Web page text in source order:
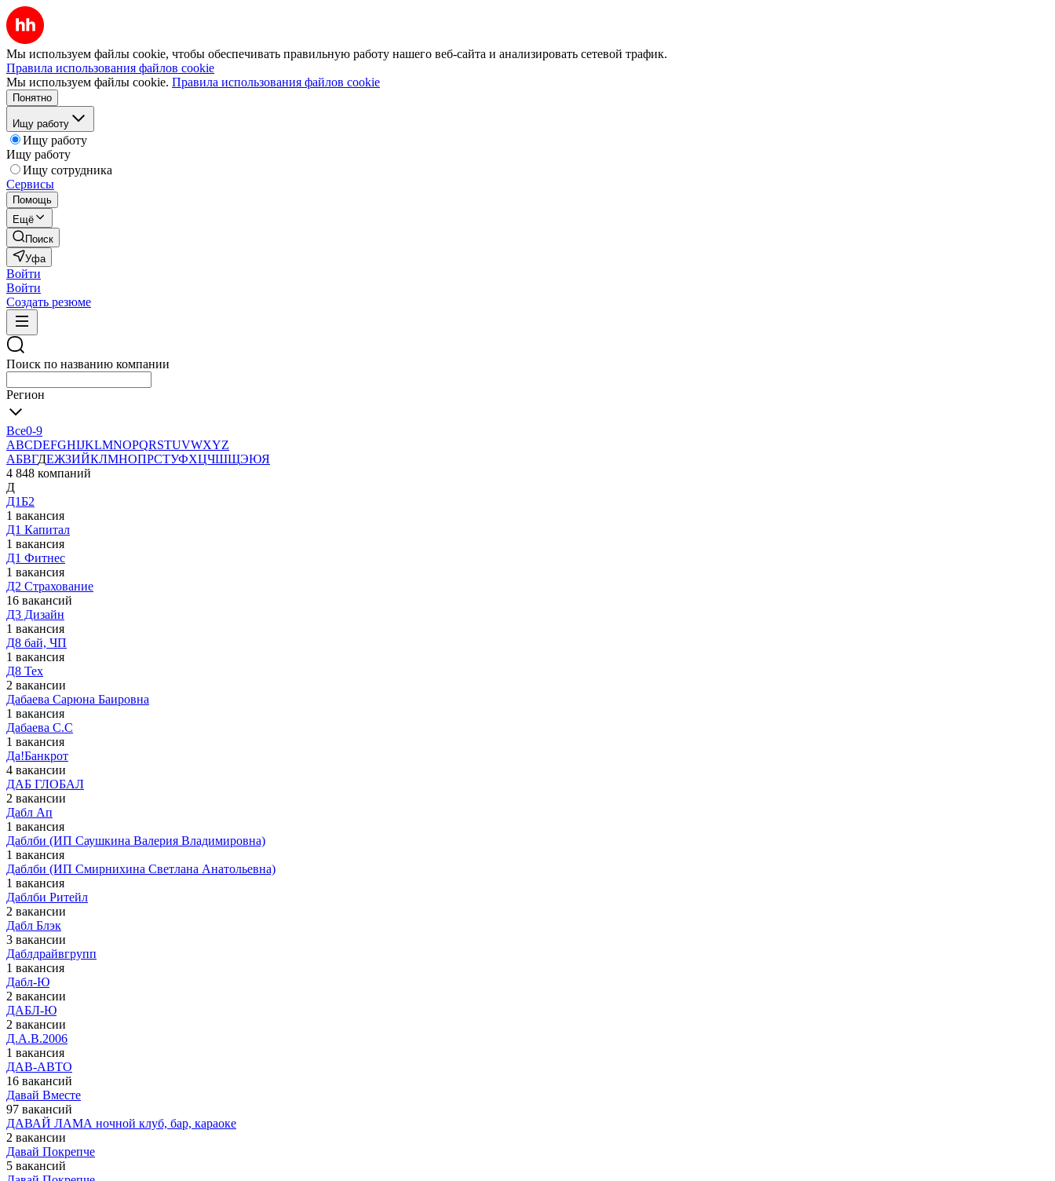
Мы используем файлы cookie, чтобы обеспечивать правильную работу нашего веб-сайта и анализировать сетевой трафик.
Правила использования файлов cookie
Мы используем файлы cookie. Правила использования файлов cookie
Понятно
Ищу работу
Ищу работу
Ищу работу
Ищу сотрудника
Сервисы
Помощь
Ещё
Поиск
Уфа
Войти
Войти
Создать резюме
Поиск по названию компании
Регион
Все0-9
ABCDEFGHIJKLMNOPQRSTUVWXYZ
АБВГДЕЖЗИЙКЛМНОПРСТУФХЦЧШЩЭЮЯ
4 848 компаний
Д
Д1Б2
1 вакансия
Д1 Капитал
1 вакансия
Д1 Фитнес
1 вакансия
Д2 Страхование
16 вакансий
Д3 Дизайн
1 вакансия
Д8 бай, ЧП
1 вакансия
Д8 Тех
2 вакансии
Дабаева Сарюна Баировна
1 вакансия
Дабаева С.С
1 вакансия
Да!Банкрот
4 вакансии
ДАБ ГЛОБАЛ
2 вакансии
Дабл Ап
1 вакансия
Даблби (ИП Саушкина Валерия Владимировна)
1 вакансия
Даблби (ИП Смирнихина Светлана Анатольевна)
1 вакансия
Даблби Ритейл
2 вакансии
Дабл Блэк
3 вакансии
Даблдрайвгрупп
1 вакансия
Дабл-Ю
2 вакансии
ДАБЛ-Ю
2 вакансии
Д.А.В.2006
1 вакансия
ДАВ-АВТО
16 вакансий
Давай Вместе
97 вакансий
ДАВАЙ ЛАМА ночной клуб, бар, караоке
2 вакансии
Давай Покрепче
5 вакансий